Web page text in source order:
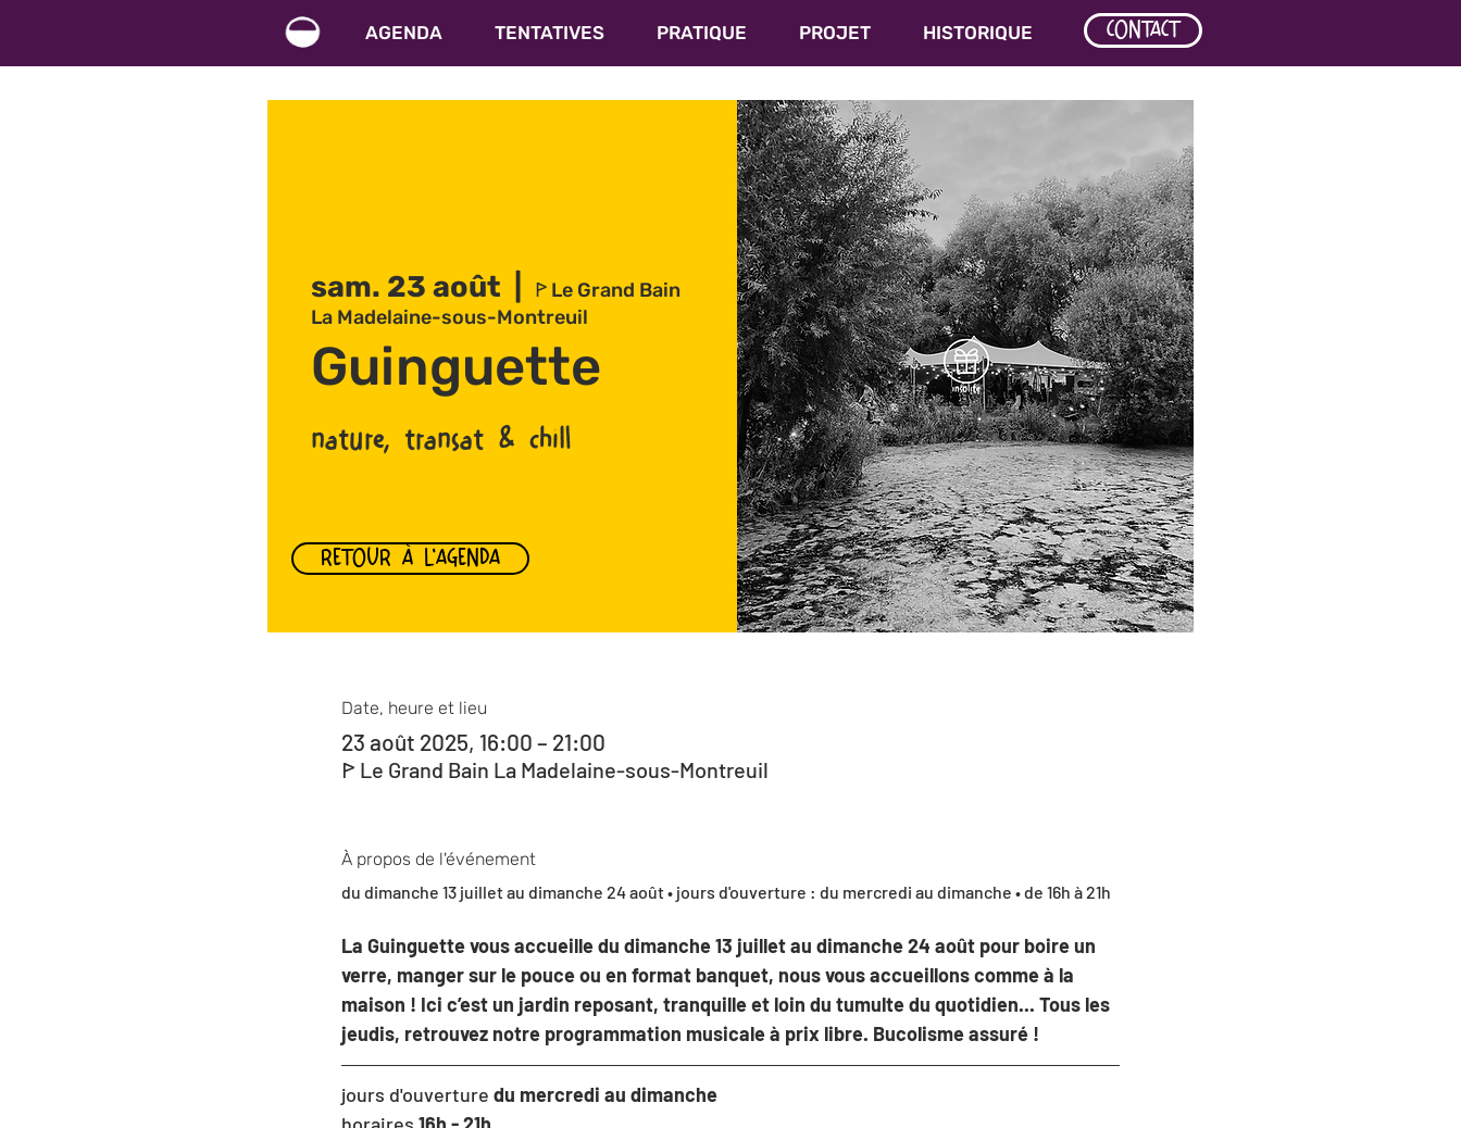
AGENDA TENTATIVES PRATIQUE PROJET HISTORIQUE CONTACT
sam. 23 août
ꚰ Le Grand Bain
La Madelaine-sous-Montreuil
Guinguette
nature, transat & chill
Date, heure et lieu
23 août 2025, 16:00 – 21:00
ꚰ Le Grand Bain La Madelaine-sous-Montreuil
À propos de l'événement
du dimanche 13 juillet au dimanche 24 août • jours d'ouverture : du mercredi au dimanche • de 16h à 21h
La Guinguette vous accueille du dimanche 13 juillet au dimanche 24 août pour boire un
verre, manger sur le pouce ou en format banquet, nous vous accueillons comme à la
maison ! Ici c’est un jardin reposant, tranquille et loin du tumulte du quotidien... Tous les
jeudis, retrouvez notre programmation musicale à prix libre. Bucolisme assuré !
jours d'ouverture du mercredi au dimanche
RETOUR À L'AGENDA